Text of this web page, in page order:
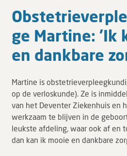
Leren
Over ons
MijnDZ
ge Martine: ’Ik
en dank­ba­re
Martine is
op de verloskunde). Ze is
van het Deventer Ziekenhuis en
werkzaam te blijven in de
leukste afdeling, waar ook af en
dan kan ik mooie en dankbare